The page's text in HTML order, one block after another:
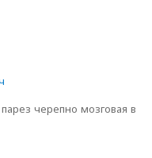
черепно мозговая в